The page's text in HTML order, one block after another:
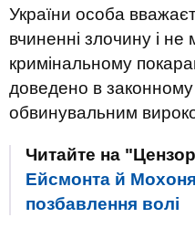
України особа
вчиненні злочину і
кримінальному
доведено в законному
обвинувальним
Читайте на
Ейсмонта й
позбавлення волі